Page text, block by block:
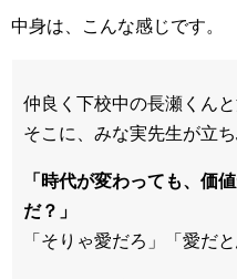
中身は、こんな感じです。
仲良く下校中の長瀬くんと
そこに、みな実先生が立
「時代が変わっても、価
だ？」
「そりゃ愛だろ」「愛だ